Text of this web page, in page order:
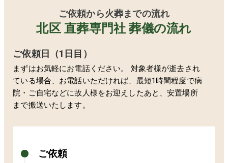
ご依頼から火葬までの流れ
北区 直葬専門社 葬儀の流れ
ご依頼日（1日目）
まずはお気軽にお電話ください。 対象者様が逝去され
ている場合、お電話いただければ、最短1時間程度で病
院・ご自宅などに故人様をお迎えしたあと、安置場所
まで搬送いたします。
ご依頼